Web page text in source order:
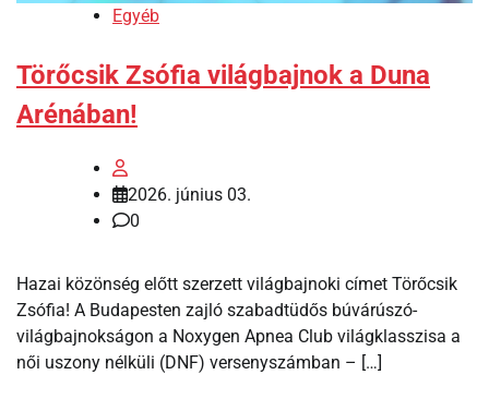
Egyéb
Törőcsik Zsófia világbajnok a Duna
Arénában!
2026. június 03.
0
Hazai közönség előtt szerzett világbajnoki címet Törőcsik
Zsófia! A Budapesten zajló szabadtüdős búvárúszó-
világbajnokságon a Noxygen Apnea Club világklasszisa a
női uszony nélküli (DNF) versenyszámban – […]